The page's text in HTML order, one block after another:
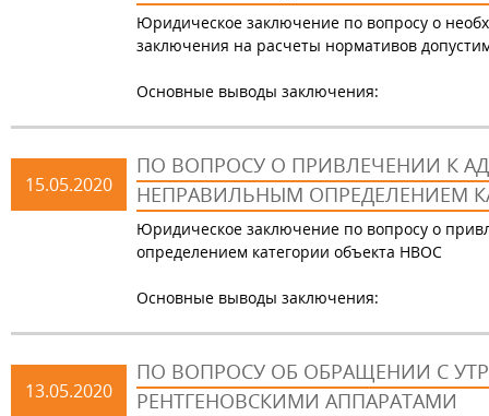
Юридическое заключение по вопросу о
заключения на расчеты нормативов
Основные выводы заключения:
15.05.2020
ПО ВОПРОСУ О ПРИВЛЕЧЕНИИ К
НЕПРАВИЛЬНЫМ ОПРЕДЕЛЕНИЕМ
Юридическое заключение по вопросу о
определением категории объекта НВОС
Основные выводы заключения:
13.05.2020
ПО ВОПРОСУ ОБ ОБРАЩЕНИИ С
РЕНТГЕНОВСКИМИ АППАРАТАМИ